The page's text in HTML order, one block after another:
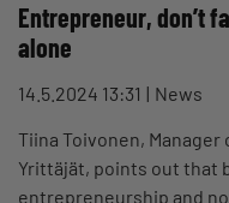
Entrepreneur, don’t
alone
14.5.2024 13:31
News
Tiina Toivonen,
Yrittäjät, points out that
entrepreneurship and